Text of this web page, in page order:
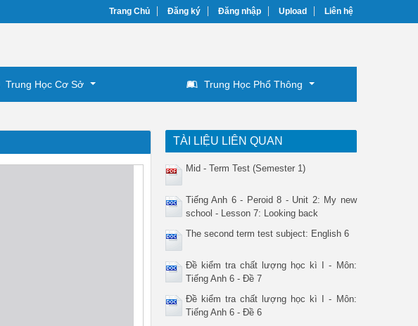
Trang Chủ Đăng ký Đăng nhập Upload Liên hệ
Trung Học Cơ Sở Trung Học Phổ Thông
TÀI LIỆU LIÊN QUAN
Mid - Term Test (Semester 1)
Tiếng Anh 6 - Peroid 8 - Unit 2: My new
school - Lesson 7: Looking back
The second term test subject: English 6
Đề kiểm tra chất lượng học kì I - Môn:
Tiếng Anh 6 - Đề 7
Đề kiểm tra chất lượng học kì I - Môn:
Tiếng Anh 6 - Đề 6